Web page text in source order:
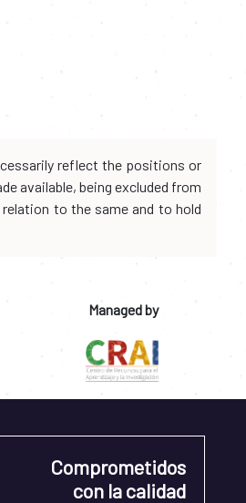
reflect the positions or
available, being excluded from
to the same and to hold
Managed by
Comprometidos
con la calidad